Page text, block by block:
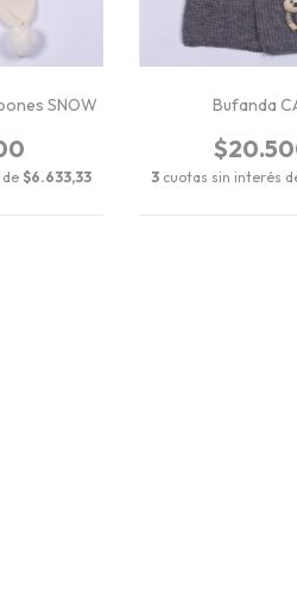
SNOW
de$6.633,33
Bufanda
3 cuotas sin interés